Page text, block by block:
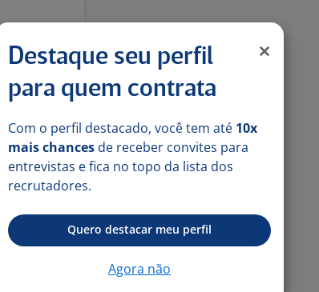
e
27 jul
Destaque seu perfil
para quem contrata
Com o perfil destacado, você tem até 10x
mais chances de receber convites para
entrevistas e fica no topo da lista dos
recrutadores.
Quero destacar meu perfil
Agora não